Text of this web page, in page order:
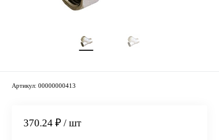
Артикул: 00000000413
370.24 ₽ / шт